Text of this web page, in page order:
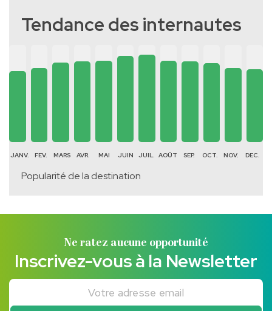
Tendance des internautes
JANV. FEV. MARS AVR. MAI JUIN JUIL. AOÛT SEP. OCT. NOV. DEC.
Popularité de la destination
Ne ratez aucune opportunité
Inscrivez-vous à la Newsletter
Votre adresse email